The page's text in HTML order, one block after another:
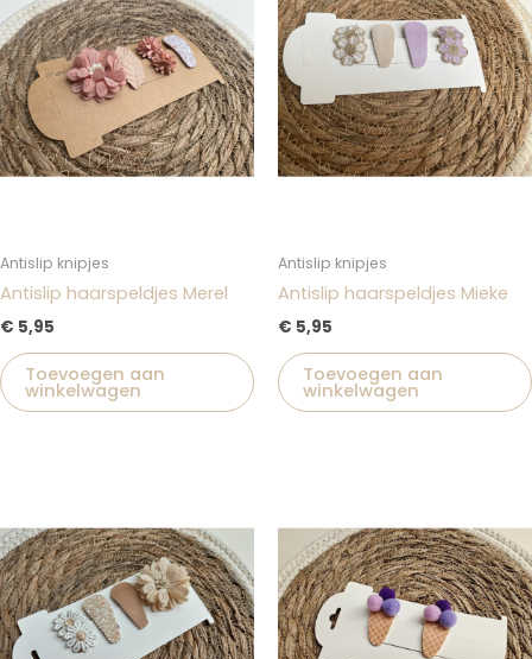
Antislip knipjes
Antislip haarspeldjes Merel
€ 5,95
Toevoegen aan
winkelwagen
Antislip knipjes
Antislip haarspeldjes Mieke
€ 5,95
Toevoegen aan
winkelwagen